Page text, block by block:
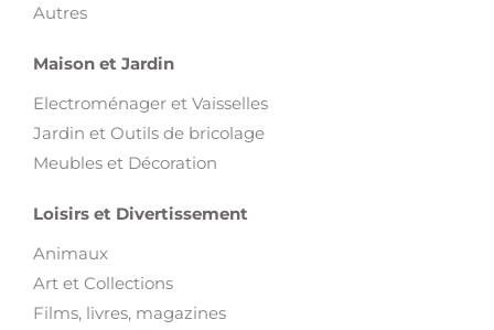
Autres
Maison et Jardin
Electroménager et Vaisselles
Jardin et Outils de bricolage
Meubles et Décoration
Loisirs et Divertissement
Animaux
Art et Collections
Films, livres, magazines